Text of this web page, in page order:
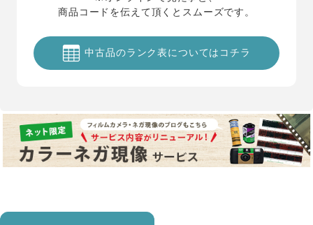
商品コードを伝えて頂くとスムーズです。
中古品のランク表についてはコチラ